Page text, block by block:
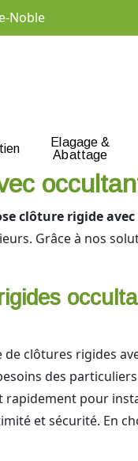
Noble
Elagage &
Abattage
clôture rigide
Grâce à nos
clôtures rigides
des
pour
et sécurité. En